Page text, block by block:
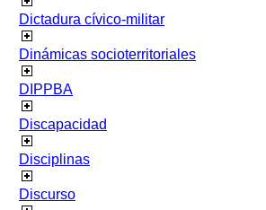
Dictadura cívico-militar
Dinámicas socioterritoriales
DIPPBA
Discapacidad
Disciplinas
Discurso